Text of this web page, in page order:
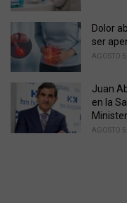
Dolor
ser
AGOSTO
Juan
en la
AGOSTO